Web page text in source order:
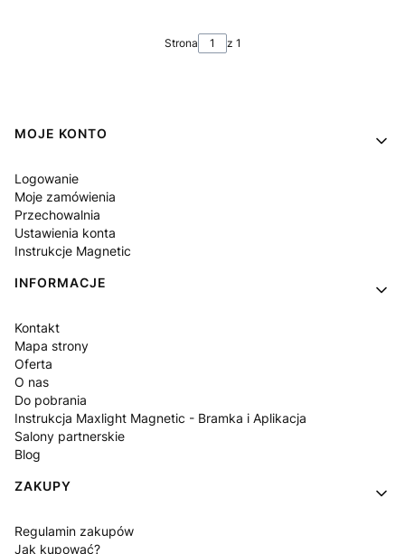
Strona z 1
Linki w stopce
MOJE KONTO
Logowanie
Moje zamówienia
Przechowalnia
Ustawienia konta
Instrukcje Magnetic
INFORMACJE
Kontakt
Mapa strony
Oferta
O nas
Do pobrania
Instrukcja Maxlight Magnetic - Bramka i Aplikacja
Salony partnerskie
Blog
ZAKUPY
Regulamin zakupów
Jak kupować?